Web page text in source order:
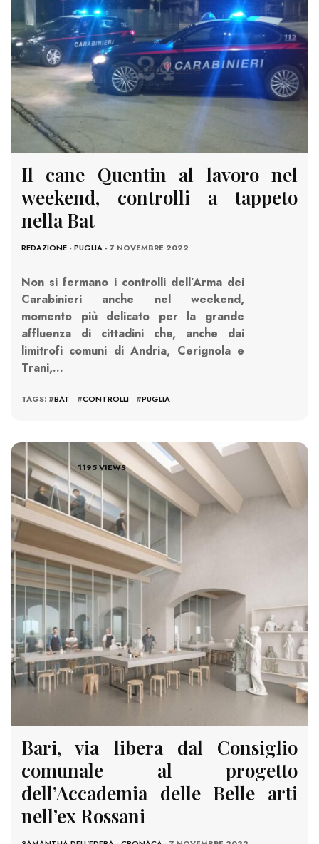
Il cane Quentin al lavoro nel
weekend, controlli a tappeto
nella Bat
REDAZIONE - PUGLIA - 7 NOVEMBRE 2022
Non si fermano i controlli dell’Arma dei
Carabinieri anche nel weekend,
momento più delicato per la grande
affluenza di cittadini che, anche dai
limitrofi comuni di Andria, Cerignola e
Trani,…
TAGS: #BAT #CONTROLLI #PUGLIA
1195 VIEWS
Bari, via libera dal Consiglio
comunale al progetto
dell’Accademia delle Belle arti
nell’ex Rossani